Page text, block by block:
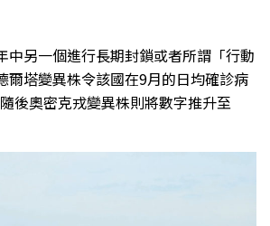
中另一個進行長期封鎖或者所謂「行動
爾塔變異株令該國在9月的日均確診病
後奧密克戎變異株則將數字推升至